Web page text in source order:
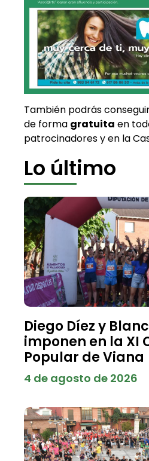
También podrás
de forma gratuita en
patrocinadores y en la
Lo último
Diego Díez y
imponen en la XI
Popular de Viana
4 de agosto de 2026